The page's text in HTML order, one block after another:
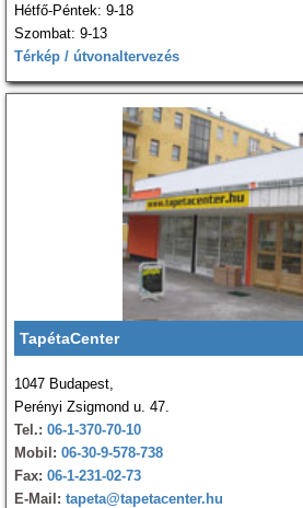
Hétfő-Péntek: 9-18
Szombat: 9-13
Térkép / útvonaltervezés
TapétaCenter
1047 Budapest,
Perényi Zsigmond u. 47.
Tel.: 06-1-370-70-10
Mobil: 06-30-9-578-738
Fax: 06-1-231-02-73
E-Mail: tapeta@tapetacenter.hu